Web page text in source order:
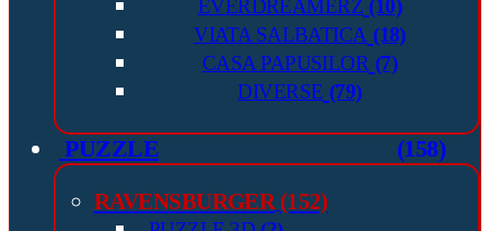
EVERDREAMERZ (10)
VIATA SALBATICA (18)
CASA PAPUSILOR (7)
DIVERSE (79)
PUZZLE (158)
RAVENSBURGER (152)